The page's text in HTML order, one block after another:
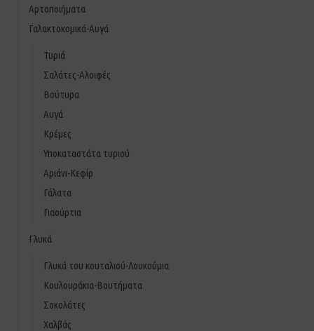
Αρτοποιήματα
Γαλακτοκομικά-Αυγά
Τυριά
Σαλάτες-Αλοιφές
Βούτυρα
Αυγά
Κρέμες
Υποκαταστάτα τυριού
Αριάνι-Κεφίρ
Γάλατα
Γιαούρτια
Γλυκά
Γλυκά του κουταλιού-Λουκούμια
Κουλουράκια-Βουτήματα
Σοκολάτες
Χαλβάς